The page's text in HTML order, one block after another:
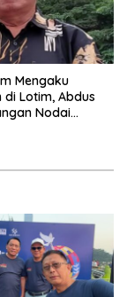
Mengaku
Lotim, Abdus
Nodai